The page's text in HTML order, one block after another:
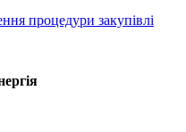
процедури закупівлі